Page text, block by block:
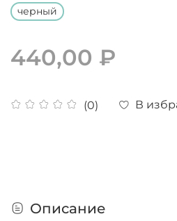
(0) В
черный
440,00 ₽
Описание